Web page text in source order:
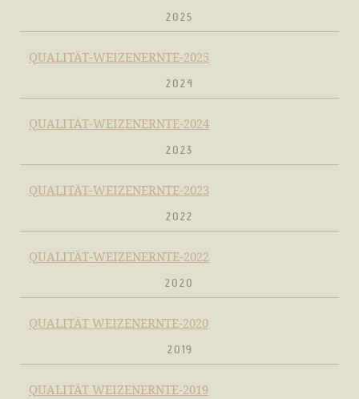
2025
QUALITÄT-WEIZENERNTE-2025
2024
QUALITÄT-WEIZENERNTE-2024
2023
QUALITÄT-WEIZENERNTE-2023
2022
QUALITÄT-WEIZENERNTE-2022
2020
QUALITÄT WEIZENERNTE-2020
2019
QUALITÄT WEIZENERNTE-2019